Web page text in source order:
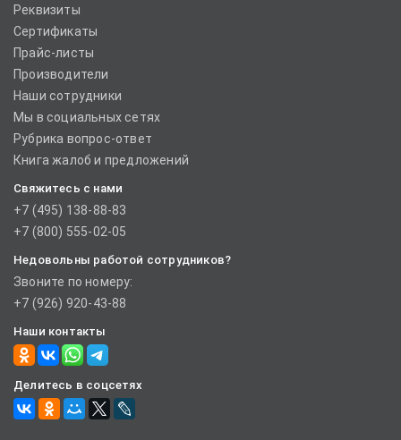
Реквизиты
Сертификаты
Прайс-листы
Производители
Наши сотрудники
Мы в социальных сетях
Рубрика вопрос-ответ
Книга жалоб и предложений
Свяжитесь с нами
+7 (495) 138-88-83
+7 (800) 555-02-05
Недовольны работой сотрудников?
Звоните по номеру:
+7 (926) 920-43-88
Наши контакты
Делитесь в соцсетях